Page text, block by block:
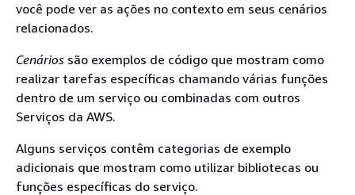
você pode ver as ações no contexto em seus cenários
relacionados.
Cenários são exemplos de código que mostram como
realizar tarefas específicas chamando várias funções
dentro de um serviço ou combinadas com outros
Serviços da AWS.
Alguns serviços contêm categorias de exemplo
adicionais que mostram como utilizar bibliotecas ou
funções específicas do serviço.